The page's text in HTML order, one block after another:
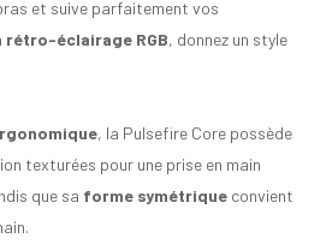
et suive parfaitement vos
rétro-éclairage RGB, donnez un style
, la Pulsefire Core possède
texturées pour une prise en main
que sa forme symétrique convient